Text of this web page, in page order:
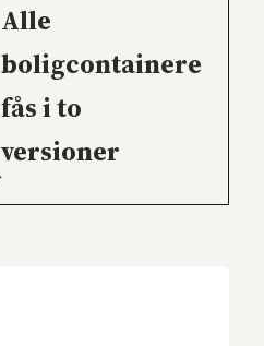
Alle
boligcontainere
fås i to
versioner